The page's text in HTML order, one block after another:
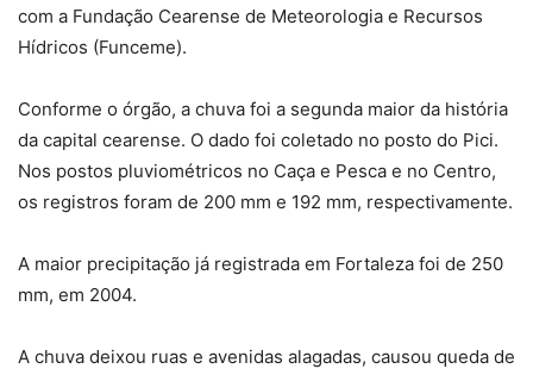
com a Fundação Cearense de Meteorologia e Recursos
Hídricos (Funceme).
Conforme o órgão, a chuva foi a segunda maior da história
da capital cearense. O dado foi coletado no posto do Pici.
Nos postos pluviométricos no Caça e Pesca e no Centro,
os registros foram de 200 mm e 192 mm, respectivamente.
A maior precipitação já registrada em Fortaleza foi de 250
mm, em 2004.
A chuva deixou ruas e avenidas alagadas, causou queda de